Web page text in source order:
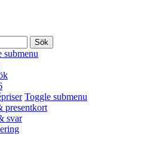
Sök
submenu
Toggle submenu
presentkort
svar